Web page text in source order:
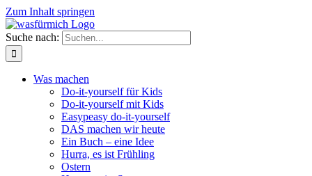
Zum Inhalt springen
Suche nach:
Was machen
Do-it-yourself für Kids
Do-it-yourself mit Kids
Easypeasy do-it-yourself
DAS machen wir heute
Ein Buch – eine Idee
Hurra, es ist Frühling
Ostern